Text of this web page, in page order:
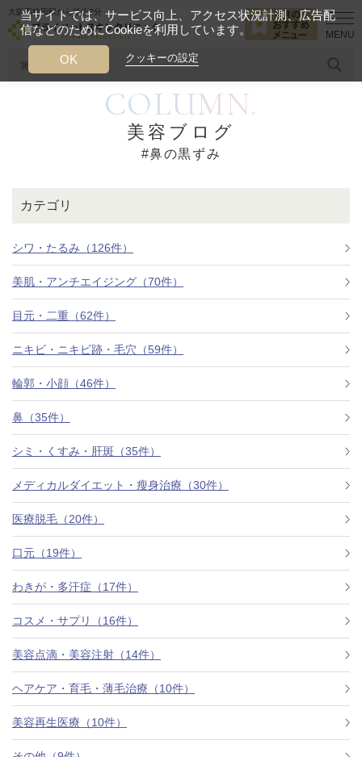
大阪西梅田駅から徒歩2分
糸リフト ヒアルロン酸
今月のおすすめメニュー
クリニックについて
料金一覧
施術症例
初めての方へ
お悩みで探す
医師紹介
アクセス
西梅田から徒歩2分
ついて
鼻の黒ずみ
COLUMN.
美容ブログ
#鼻の黒ずみ
カテゴリ
シワ・たるみ（126件）
美肌・アンチエイジング（70件）
目元・二重（62件）
ニキビ・ニキビ跡・毛穴（59件）
輪郭・小顔（46件）
鼻（35件）
シミ・くすみ・肝斑（35件）
メディカルダイエット・瘦身治療（30件）
医療脱毛（20件）
口元（19件）
わきが・多汗症（17件）
コスメ・サプリ（16件）
美容点滴・美容注射（14件）
ヘアケア・育毛・薄毛治療（10件）
美容再生医療（10件）
当サイトでは、サービス向上、アクセス状況計測、広告配
信などのためにCookieを利用しています。
クッキーの設定
OK